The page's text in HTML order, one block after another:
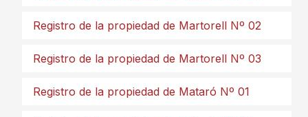
Registro de la propiedad de Martorell Nº 02
Registro de la propiedad de Martorell Nº 03
Registro de la propiedad de Mataró Nº 01